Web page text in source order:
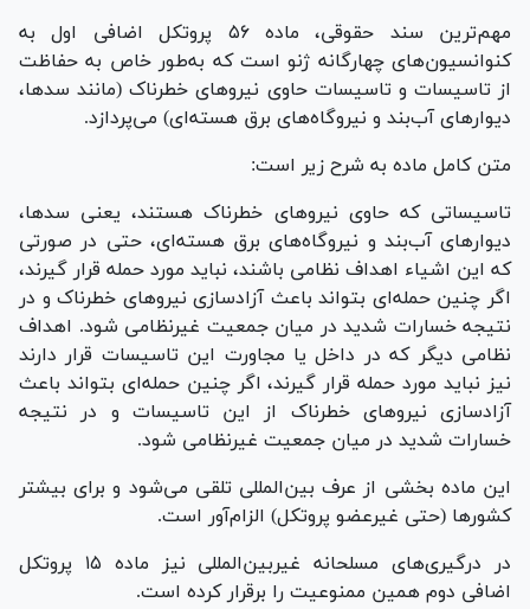
مهم‌ترین سند حقوقی، ماده ۵۶ پروتکل اضافی اول به
کنوانسیون‌های چهارگانه ژنو است که به‌طور خاص به حفاظت
از تاسیسات و تاسیسات حاوی نیرو‌های خطرناک (مانند سدها،
دیوار‌های آب‌بند و نیروگاه‌های برق هسته‌ای) می‌پردازد.
متن کامل ماده به شرح زیر است:
تاسیساتی که حاوی نیرو‌های خطرناک هستند، یعنی سدها،
دیوار‌های آب‌بند و نیروگاه‌های برق هسته‌ای، حتی در صورتی
که این اشیاء اهداف نظامی باشند، نباید مورد حمله قرار گیرند،
اگر چنین حمله‌ای بتواند باعث آزادسازی نیرو‌های خطرناک و در
نتیجه خسارات شدید در میان جمعیت غیرنظامی شود. اهداف
نظامی دیگر که در داخل یا مجاورت این تاسیسات قرار دارند
نیز نباید مورد حمله قرار گیرند، اگر چنین حمله‌ای بتواند باعث
آزادسازی نیرو‌های خطرناک از این تاسیسات و در نتیجه
خسارات شدید در میان جمعیت غیرنظامی شود.
این ماده بخشی از عرف بین‌المللی تلقی می‌شود و برای بیشتر
کشور‌ها (حتی غیرعضو پروتکل) الزام‌آور است.
در درگیری‌های مسلحانه غیربین‌المللی نیز ماده ۱۵ پروتکل
اضافی دوم همین ممنوعیت را برقرار کرده است.